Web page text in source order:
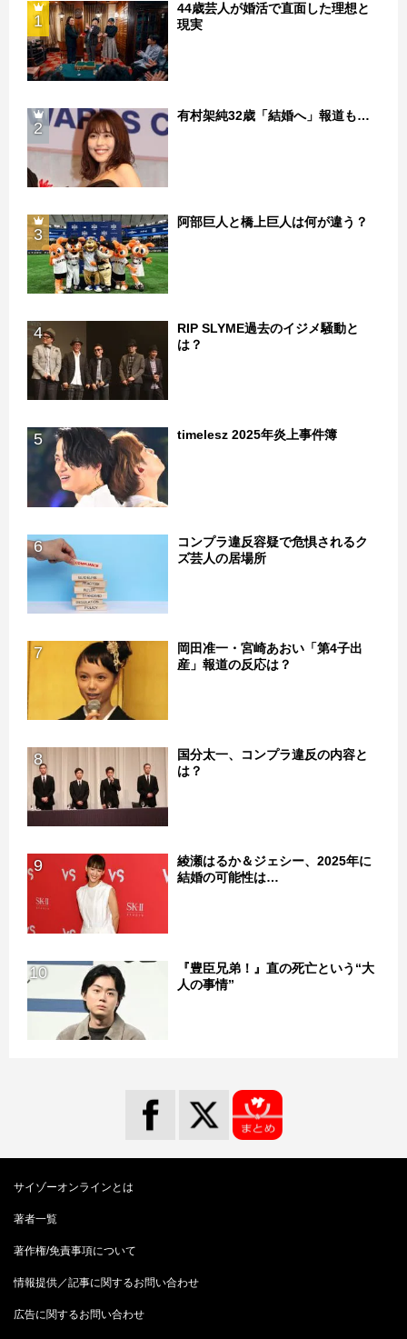
1
44歳芸人が婚活で直面した理想と
現実
2
有村架純32歳「結婚へ」報道も…
3
阿部巨人と橋上巨人は何が違う？
4
RIP SLYME過去のイジメ騒動と
は？
5 timelesz 2025年炎上事件簿
6
コンプラ違反容疑で危惧されるク
ズ芸人の居場所
7
岡田准一・宮崎あおい「第4子出
産」報道の反応は？
8
国分太一、コンプラ違反の内容と
は？
9
綾瀬はるか＆ジェシー、2025年に
結婚の可能性は…
10
『豊臣兄弟！』直の死亡という“大
人の事情”
サイゾーオンラインとは
著者一覧
著作権/免責事項について
情報提供／記事に関するお問い合わせ
広告に関するお問い合わせ